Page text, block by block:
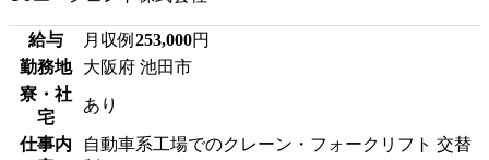
給与 月収例 253,000円
勤務地
大阪府 池田市
寮・社
宅
あり
仕事内
自動車系工場でのクレーン・フォークリフト 交替